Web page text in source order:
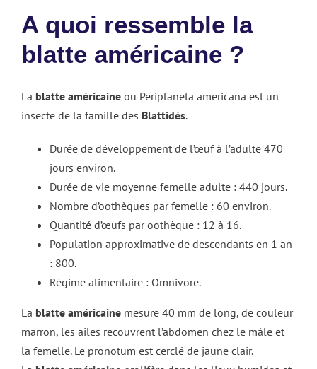
A quoi ressemble la
blatte américaine ?
La blatte américaine ou Periplaneta americana est un
insecte de la famille des Blattidés.
Durée de développement de l’œuf à l’adulte 470
jours environ.
Durée de vie moyenne femelle adulte : 440 jours.
Nombre d’oothèques par femelle : 60 environ.
Quantité d’œufs par oothèque : 12 à 16.
Population approximative de descendants en 1 an
: 800.
Régime alimentaire : Omnivore.
La blatte américaine mesure 40 mm de long, de couleur
marron, les ailes recouvrent l’abdomen chez le mâle et
la femelle. Le pronotum est cerclé de jaune clair.